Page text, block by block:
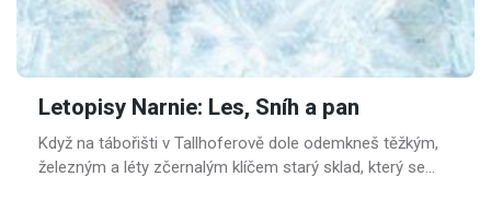
Letopisy Narnie: Les, Sníh a pan
Když na tábořišti v Tallhoferově dole odemkneš těžkým,
železným a léty zčernalým klíčem starý sklad, který se